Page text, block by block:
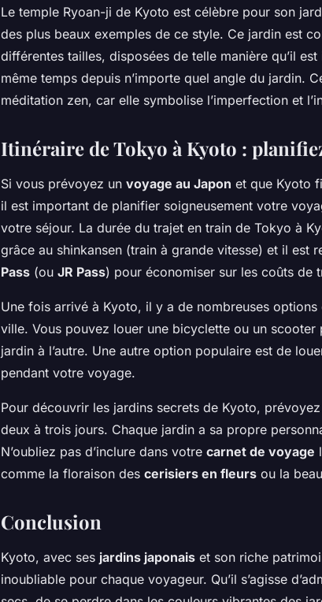
Le temple Ryoan-ji de Kyoto est célèbre pour son
des plus beaux exemples de ce style. Ce jardin est
différentes tailles, disposées de telle manière qu’il
même temps depuis n’importe quel angle du jardin.
méditation zen, car elle symbolise l’imperfection et
Itinéraire de Tokyo à Kyoto :
Si vous prévoyez un voyage au Japon et que Kyoto
il est important de planifier soigneusement votre
votre séjour. La durée du trajet en train de Tokyo à
grâce au shinkansen (train à grande vitesse) et il est
Pass (ou JR Pass) pour économiser sur les coûts de
Une fois arrivé à Kyoto, il y a de nombreuses options
ville. Vous pouvez louer une bicyclette ou un scooter
jardin à l’autre. Une autre option populaire est de
pendant votre voyage.
Pour découvrir les jardins secrets de Kyoto,
deux à trois jours. Chaque jardin a sa propre
N’oubliez pas d’inclure dans votre carnet de voyage
comme la floraison des cerisiers en fleurs ou la
Conclusion
Kyoto, avec ses jardins japonais et son riche
inoubliable pour chaque voyageur. Qu’il s’agisse